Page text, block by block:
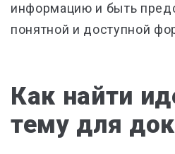
информацию и быть
понятной и доступной
Как найти
тему для